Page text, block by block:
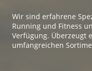
Wir sind erfahrene
Running und Fitness
Verfügung. Überzeugt
umfangreichen